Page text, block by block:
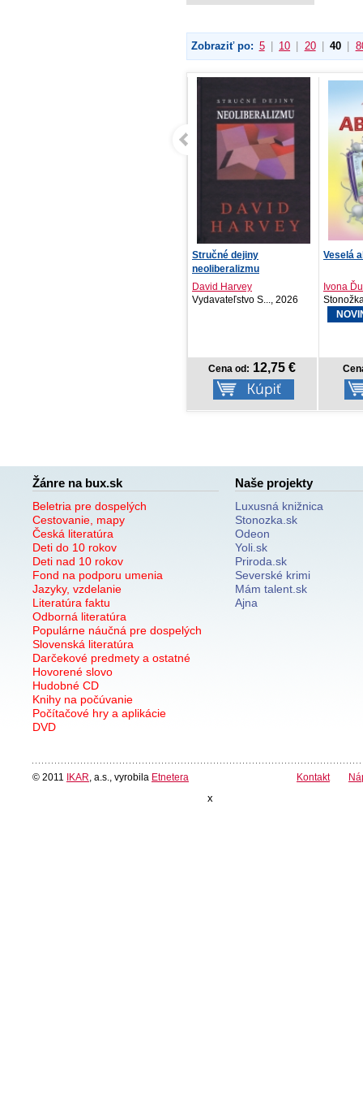
Zobraziť po: 5 | 10 | 20 | 40 |
Stručné dejiny
neoliberalizmu
David Harvey
Vydavateľstvo S..., 2026
Cena od: 12,75 €
Veselá
Ivona
Žánre na bux.sk
Beletria pre dospelých
Cestovanie, mapy
Česká literatúra
Deti do 10 rokov
Deti nad 10 rokov
Fond na podporu umenia
Jazyky, vzdelanie
Literatúra faktu
Odborná literatúra
Populárne náučná pre dospelých
Slovenská literatúra
Darčekové predmety a ostatné
Hovorené slovo
Hudobné CD
Knihy na počúvanie
Počítačové hry a aplikácie
DVD
Naše projekty
Luxusná knižnica
Stonozka.sk
Odeon
Yoli.sk
Priroda.sk
Severské krimi
Mám talent.sk
Ajna
© 2011 IKAR , a.s., vyrobila Etnetera Kontakt
x